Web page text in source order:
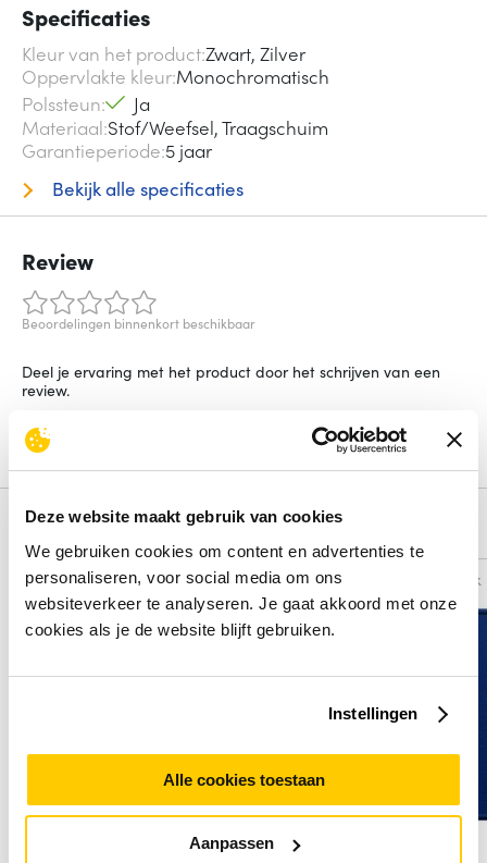
Deze website maakt gebruik van cookies
We gebruiken cookies om content en advertenties te
personaliseren, voor social media om ons
websiteverkeer te analyseren. Je gaat akkoord met onze
cookies als je de website blijft gebruiken.
Instellingen
Alle cookies toestaan
Aanpassen
Specificaties
Kleur van het productZwart, Zilver
Oppervlakte kleur Monochromatisch
Polssteun
Ja
Materiaal Stof/Weefsel, Traagschuim
Garantieperiode 5 jaar
Bekijk alle specificaties
Review
Beoordelingen binnenkort beschikbaar
Deel je ervaring met het product door het schrijven van een
review.
Schrijf een review
Alternatieven
Vergelijk Vergelijk